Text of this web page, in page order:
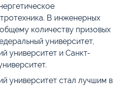
В инженерных
количеству призовых
университет,
университет и Санкт-
университет стал лучшим в